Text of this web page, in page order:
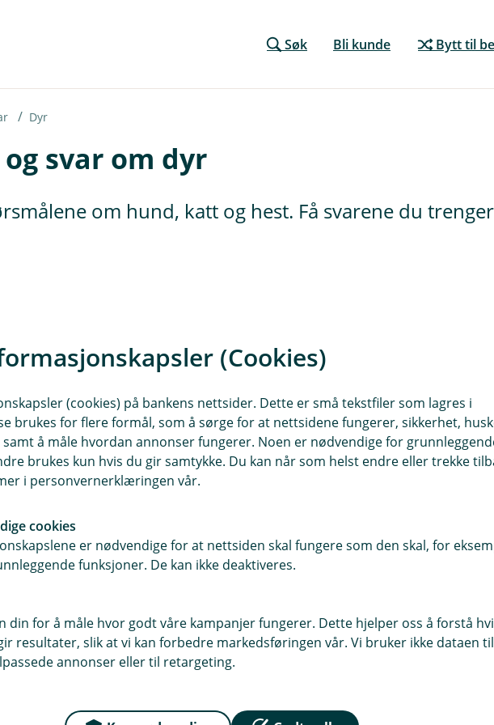
Søk Bli kunde Bytt til
Dyr
svar om dyr
om hund, katt og hest. Få svarene du
Katt
du oss
gate 4, 7160 Bjugn
232, 7159 Bjugn
- Fredag: 09:00 - 15:00 Lørdag -
Om Bjugn Sparebank
Om oss
(Cookies)
(cookies) på bankens nettsider. Dette er små tekstfiler som lagres i
brukes for flere formål, som å sørge for at nettsidene fungerer, sikkerhet,
å måle hvordan annonser fungerer. Noen er nødvendige for
brukes kun hvis du gir samtykke. Du kan når som helst endre eller trekke
i personvernerklæringen vår.
cookies
er nødvendige for at nettsiden skal fungere som den skal, for
funksjoner. De kan ikke deaktiveres.
din for å måle hvor godt våre kampanjer fungerer. Dette hjelper oss å forstå
resultater, slik at vi kan forbedre markedsføringen vår. Vi bruker ikke dataen
annonser eller til retargeting.